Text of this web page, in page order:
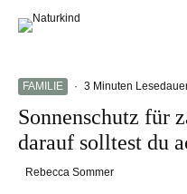
FAMILIE · 3 Minuten
Sonnenschutz für
darauf solltest du
Rebecca Sommer